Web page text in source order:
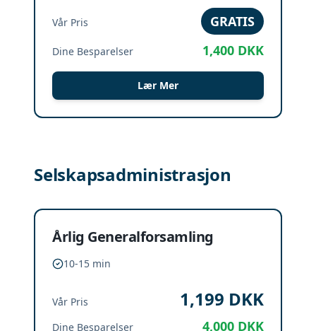
Vår Pris GRATIS
Dine Besparelser 1,400 DKK
Lær Mer
Selskapsadministrasjon
Årlig Generalforsamling
10-15 min
Vår Pris 1,199 DKK
Dine Besparelser 4,000 DKK